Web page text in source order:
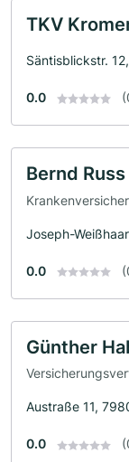
TKV
Säntisblickstr.
0.0
Bernd Russ
Joseph-
0.0
Günther
Austraße 11,
0.0